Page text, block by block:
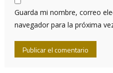
Guarda mi nombre, correo
navegador para la próxima